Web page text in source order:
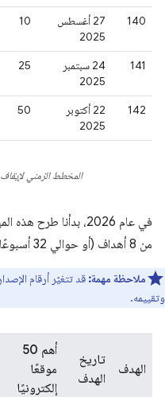
140
‫27 أغسطس
2025
10
141
‫24 سبتمبر
2025
25
142
‫22 أكتوبر
2025
50
المخطط الزمني لإيقاف أهم 50 موقعًا
في عام 2026، بدأنا
من 8 أهداف (أو حوالي 32 أسبوعًا)، كما هو موضّح في الجدول التالي.
ملاحظة مهمة: قد تتغيّر أرقام
وتقييمه.
الهدف
تاريخ
الهدف
أهم 50
موقعًا
إلكترونيًا